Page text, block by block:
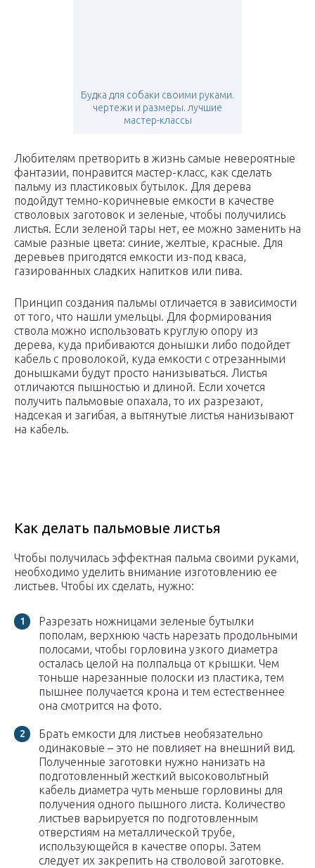
Будка для собаки своими руками.
чертежи и размеры. лучшие
мастер-классы
Любителям претворить в жизнь самые невероятные
фантазии, понравится мастер-класс, как сделать
пальму из пластиковых бутылок. Для дерева
подойдут темно-коричневые емкости в качестве
стволовых заготовок и зеленые, чтобы получились
листья. Если зеленой тары нет, ее можно заменить на
самые разные цвета: синие, желтые, красные. Для
деревьев пригодятся емкости из-под кваса,
газированных сладких напитков или пива.
Принцип создания пальмы отличается в зависимости
от того, что нашли умельцы. Для формирования
ствола можно использовать круглую опору из
дерева, куда прибиваются донышки либо подойдет
кабель с проволокой, куда емкости с отрезанными
донышками будут просто нанизываться. Листья
отличаются пышностью и длиной. Если хочется
получить пальмовые опахала, то их разрезают,
надсекая и загибая, а вытянутые листья нанизывают
на кабель.
Как делать пальмовые листья
Чтобы получилась эффектная пальма своими руками,
необходимо уделить внимание изготовлению ее
листьев. Чтобы их сделать, нужно:
Разрезать ножницами зеленые бутылки
пополам, верхнюю часть нарезать продольными
полосами, чтобы горловина узкого диаметра
осталась целой на полпальца от крышки. Чем
тоньше нарезанные полоски из пластика, тем
пышнее получается крона и тем естественнее
она смотрится на фото.
Брать емкости для листьев необязательно
одинаковые – это не повлияет на внешний вид.
Полученные заготовки нужно нанизать на
подготовленный жесткий высоковольтный
кабель диаметра чуть меньше горловины для
получения одного пышного листа. Количество
листьев варьируется по подготовленным
отверстиям на металлической трубе,
использующейся в качестве опоры. Затем
следует их закрепить на стволовой заготовке.